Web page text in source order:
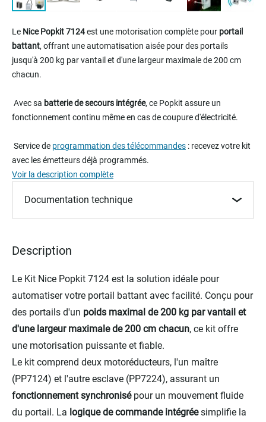
to
the
beginning
of
the
gallery
Le Nice Popkit 7124est une motorisation complète pour portail
battant, offrant une automatisation aisée pour des portails
jusqu'à 200 kg par vantail et d'une largeur maximale de 200 cm
chacun.
Avec sa batterie de secours intégrée, ce Popkit assure un
fonctionnement continu même en cas de coupure d'électricité.
Service de programmation des télécommandes : recevez votre kit
avec les émetteurs déjà programmés.
Voir la description complète
Documentation technique
Description
Le Kit Nice Popkit 7124 est la solution idéale pour
automatiser votre portail battant avec facilité. Conçu pour
des portails d'un poids maximal de 200 kg par vantail et
d'une largeur maximale de 200 cm chacun, ce kit offre
une motorisation puissante et fiable.
Le kit comprend deux motoréducteurs, l'un maître
(PP7124) et l'autre esclave (PP7224), assurant un
fonctionnement synchronisépour un mouvement fluide
du portail. La logique de commande intégréesimplifie la